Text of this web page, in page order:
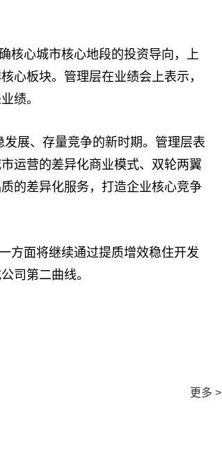
核心城市核心地段的投资导向，上
心板块。管理层在业绩会上表示，
绩。
展、存量竞争的新时期。管理层表
运营的差异化商业模式、双轮两翼
的差异化服务，打造企业核心竞争
方面将继续通过提质增效稳住开发
司第二曲线。
更多 >